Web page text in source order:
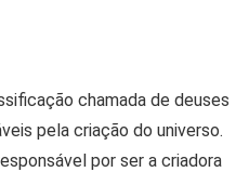
chamada de deuses
pela criação do universo.
por ser a criadora